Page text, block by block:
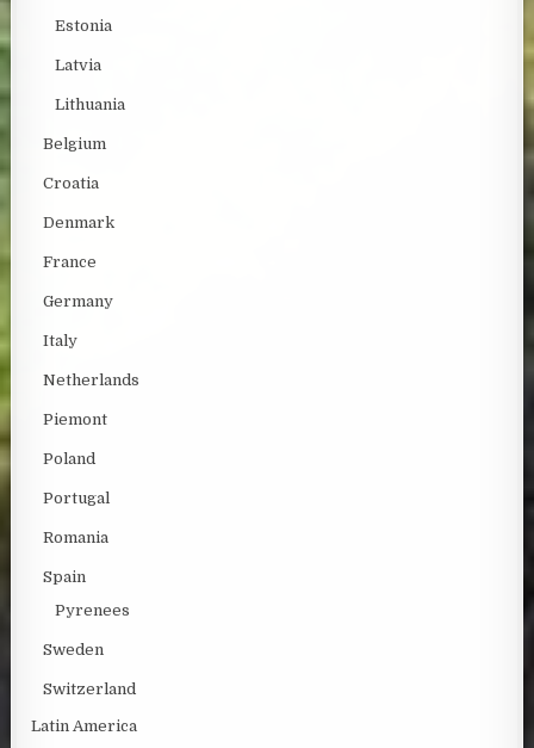
Estonia
Latvia
Lithuania
Belgium
Croatia
Denmark
France
Germany
Italy
Netherlands
Piemont
Poland
Portugal
Romania
Spain
Pyrenees
Sweden
Switzerland
Latin America